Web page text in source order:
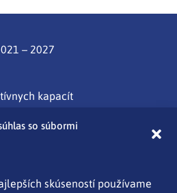
so súbormi
skúseností používame
– 2027
kapacít
súhlas so súbormi cookies